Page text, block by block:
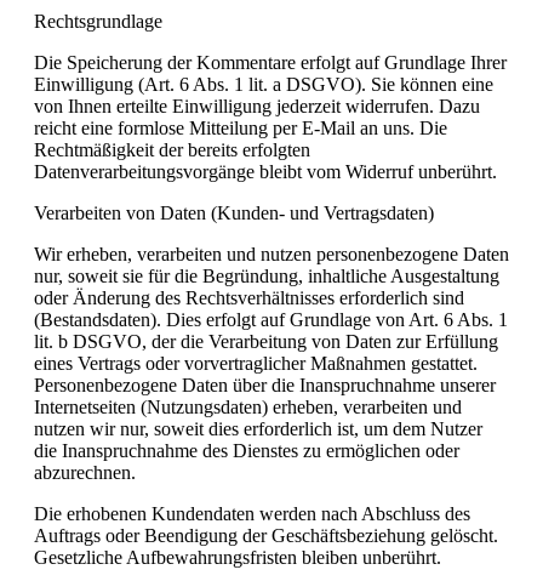
Rechtsgrundlage
Die Speicherung der Kommentare erfolgt auf Grundlage Ihrer
Einwilligung (Art. 6 Abs. 1 lit. a DSGVO). Sie können eine
von Ihnen erteilte Einwilligung jederzeit widerrufen. Dazu
reicht eine formlose Mitteilung per E-Mail an uns. Die
Rechtmäßigkeit der bereits erfolgten
Datenverarbeitungsvorgänge bleibt vom Widerruf unberührt.
Verarbeiten von Daten (Kunden- und Vertragsdaten)
Wir erheben, verarbeiten und nutzen personenbezogene Daten
nur, soweit sie für die Begründung, inhaltliche Ausgestaltung
oder Änderung des Rechtsverhältnisses erforderlich sind
(Bestandsdaten). Dies erfolgt auf Grundlage von Art. 6 Abs. 1
lit. b DSGVO, der die Verarbeitung von Daten zur Erfüllung
eines Vertrags oder vorvertraglicher Maßnahmen gestattet.
Personenbezogene Daten über die Inanspruchnahme unserer
Internetseiten (Nutzungsdaten) erheben, verarbeiten und
nutzen wir nur, soweit dies erforderlich ist, um dem Nutzer
die Inanspruchnahme des Dienstes zu ermöglichen oder
abzurechnen.
Die erhobenen Kundendaten werden nach Abschluss des
Auftrags oder Beendigung der Geschäftsbeziehung gelöscht.
Gesetzliche Aufbewahrungsfristen bleiben unberührt.